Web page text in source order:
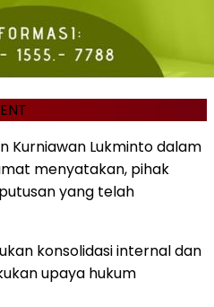
Kurniawan Lukminto dalam
menyatakan, pihak
yang telah
konsolidasi internal dan
upaya hukum